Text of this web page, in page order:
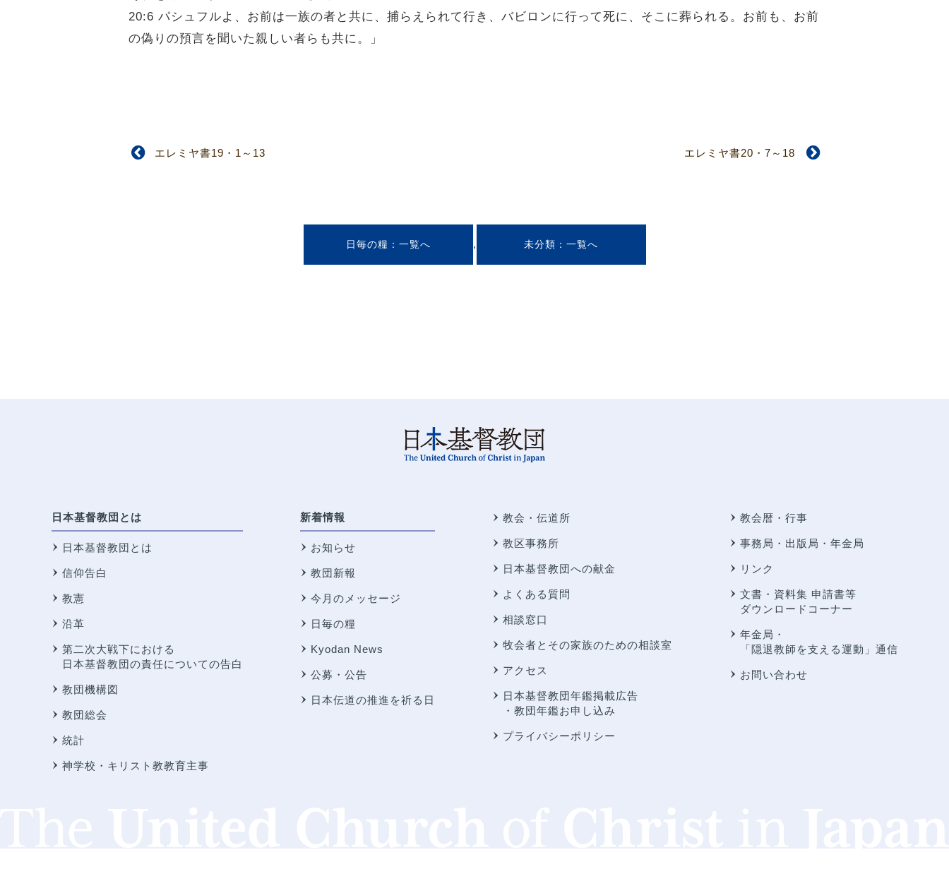
20:6 パシュフルよ、お前は一族の者と共に、捕らえられて行き、バビロンに行って死に、そこに葬られる。お前も、お前
の偽りの預言を聞いた親しい者らも共に。」
エレミヤ書19・1～13 エレミヤ書20・7～18
日毎の糧 , 未分類
日本基督教団とは
日本基督教団とは
信仰告白
教憲
沿革
第二次大戦下における
日本基督教団の責任についての告白
教団機構図
教団総会
統計
神学校・キリスト教教育主事
新着情報
お知らせ
教団新報
今月のメッセージ
日毎の糧
Kyodan News
公募・公告
日本伝道の推進を祈る日
教会・伝道所
教区事務所
日本基督教団への献金
よくある質問
相談窓口
牧会者とその家族のための相談室
アクセス
日本基督教団年鑑掲載広告
・教団年鑑お申し込み
プライバシーポリシー
教会暦・行事
事務局・出版局・年金局
リンク
文書・資料集 申請書等
ダウンロードコーナー
年金局・
「隠退教師を支える運動」通信
お問い合わせ